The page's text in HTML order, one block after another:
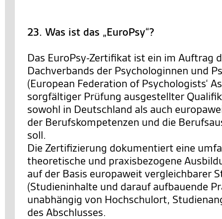
23. Was ist das „EuroPsy“?
Das EuroPsy-Zertifikat ist ein im Auftrag
Dachverbands der Psychologinnen und
(European Federation of Psychologists‘
sorgfältiger Prüfung ausgestellter
sowohl in Deutschland als auch
der Berufskompetenzen und die
soll.
Die Zertifizierung dokumentiert eine
theoretische und praxisbezogene
auf der Basis europaweit vergleichbarer
(Studieninhalte und darauf aufbauende
unabhängig von Hochschulort,
des Abschlusses.